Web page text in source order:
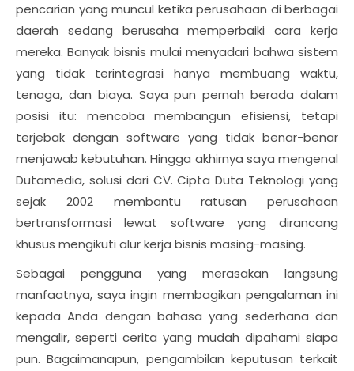
pencarian yang muncul ketika perusahaan di berbagai
daerah sedang berusaha memperbaiki cara kerja
mereka. Banyak bisnis mulai menyadari bahwa sistem
yang tidak terintegrasi hanya membuang waktu,
tenaga, dan biaya. Saya pun pernah berada dalam
posisi itu: mencoba membangun efisiensi, tetapi
terjebak dengan software yang tidak benar-benar
menjawab kebutuhan. Hingga akhirnya saya mengenal
Dutamedia, solusi dari CV. Cipta Duta Teknologi yang
sejak 2002 membantu ratusan perusahaan
bertransformasi lewat software yang dirancang
khusus mengikuti alur kerja bisnis masing-masing.
Sebagai pengguna yang merasakan langsung
manfaatnya, saya ingin membagikan pengalaman ini
kepada Anda dengan bahasa yang sederhana dan
mengalir, seperti cerita yang mudah dipahami siapa
pun. Bagaimanapun, pengambilan keputusan terkait